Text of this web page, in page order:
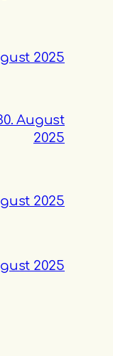
2025
August
2025
2025
2025